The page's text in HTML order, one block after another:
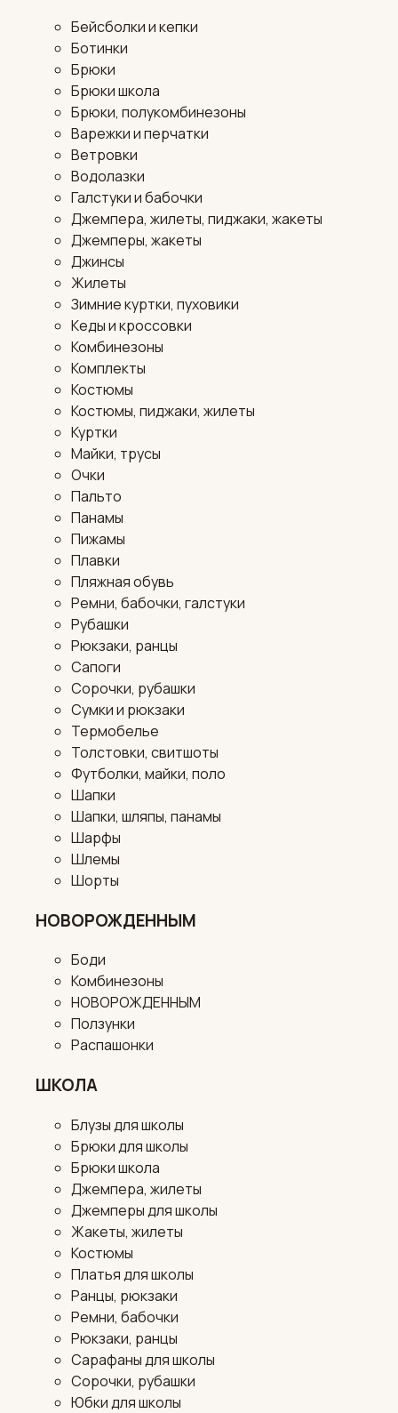
Бейсболки и кепки
Ботинки
Брюки
Брюки школа
Брюки, полукомбинезоны
Варежки и перчатки
Ветровки
Водолазки
Галстуки и бабочки
Джемпера, жилеты, пиджаки, жакеты
Джемперы, жакеты
Джинсы
Жилеты
Зимние куртки, пуховики
Кеды и кроссовки
Комбинезоны
Комплекты
Костюмы
Костюмы, пиджаки, жилеты
Куртки
Майки, трусы
Очки
Пальто
Панамы
Пижамы
Плавки
Пляжная обувь
Ремни, бабочки, галстуки
Рубашки
Рюкзаки, ранцы
Сапоги
Сорочки, рубашки
Сумки и рюкзаки
Термобелье
Толстовки, свитшоты
Футболки, майки, поло
Шапки
Шапки, шляпы, панамы
Шарфы
Шлемы
Шорты
НОВОРОЖДЕННЫМ
Боди
Комбинезоны
НОВОРОЖДЕННЫМ
Ползунки
Распашонки
ШКОЛА
Блузы для школы
Брюки для школы
Брюки школа
Джемпера, жилеты
Джемперы для школы
Жакеты, жилеты
Костюмы
Платья для школы
Ранцы, рюкзаки
Ремни, бабочки
Рюкзаки, ранцы
Сарафаны для школы
Сорочки, рубашки
Юбки для школы